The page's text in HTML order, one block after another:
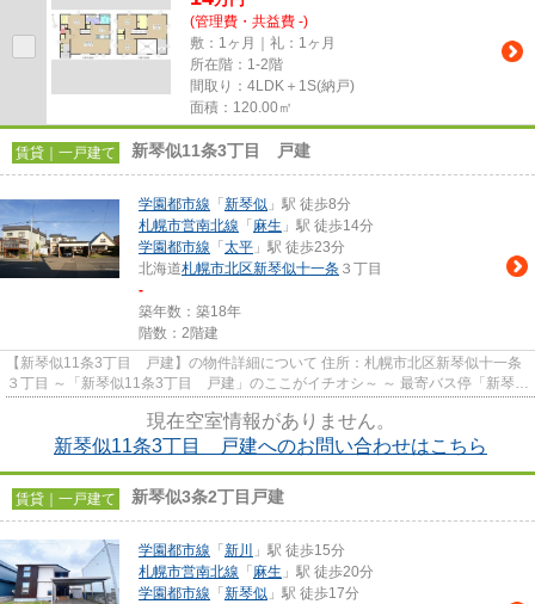
(管理費・共益費 -)
敷：1ヶ月｜礼：1ヶ月
所在階：1-2階
間取り：4LDK＋1S(納戸)
面積：120.00㎡
賃貸｜一戸建て 新琴似11条3丁目 戸建
学園都市線 「 新琴似 」駅 徒歩8分
札幌市営南北線 「 麻生 」駅 徒歩14分
学園都市線 「 太平 」駅 徒歩23分
北海道札幌市北区新琴似十一条 ３丁目
-
築年数：築18年
階数：2階建
【新琴似11条3丁目 戸建】の物件詳細について 住所：札幌市北区新琴似十一条
３丁目 ～「新琴似11条3丁目 戸建」のここがイチオシ～ ～ 最寄バス停「新琴似
現在空室情報がありません。
新琴似11条3丁目 戸建へのお問い合わせはこちら
賃貸｜一戸建て 新琴似3条2丁目戸建
学園都市線 「 新川
」駅 徒歩15分
札幌市営南北線 「 麻生 」駅 徒歩20分
学園都市線 「 新琴似 」駅 徒歩17分